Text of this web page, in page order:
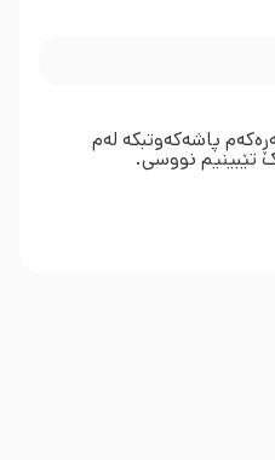
پاشەکەوتبکە لەم
تێبینیم نووسی.